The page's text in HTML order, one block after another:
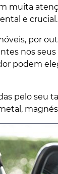
muita
e crucial.
por
nos
podem
pelo seu